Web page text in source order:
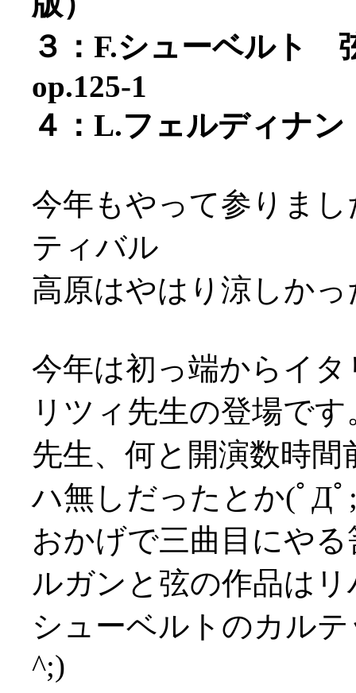
３：F.シューベルト
op.125-1
４：L.フェルディナ
今年もやって参りま
ティバル
高原はやはり涼しか
今年は初っ端からイ
リツィ先生の登場です
先生、何と開演数時
ハ無しだったとか(ﾟДﾟ
おかげで三曲目にや
ルガンと弦の作品は
シューベルトのカル
^;)